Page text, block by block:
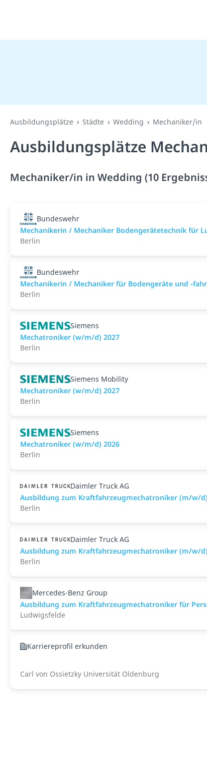
Ausbildungsplätze Städte Wedding Mechaniker/in
Ausbildungsplätze
Mechaniker/in in Wedding (10
Bundeswehr
Mechanikerin / Mechaniker Bodengerätetechnik für
Berlin
Bundeswehr
Mechanikerin / Mechaniker für Bodengeräte und -
Berlin
Siemens
Mechatroniker (w/m/d) 2027
Berlin
Siemens Mobility
Mechatroniker (w/m/d) 2027
Berlin
Siemens
Mechatroniker (w/m/d) 2026
Berlin
Daimler Truck AG
Ausbildung zum Kraftfahrzeugmechatroniker (m/w/
Berlin
Daimler Truck AG
Ausbildung zum Kraftfahrzeugmechatroniker (m/w/
Berlin
Mercedes-Benz Group
Ausbildung zum Kraftfahrzeugmechatroniker für
Ludwigsfelde
Karriereprofil erkunden
Carl von Ossietzky Universität Oldenburg